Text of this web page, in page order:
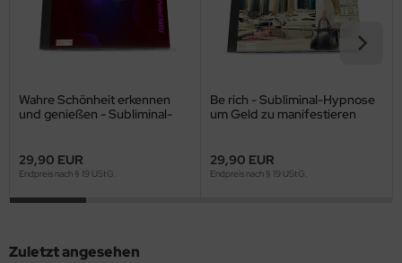
Wahre Schönheit erkennen
und genießen - Subliminal-
29,90 EUR
Endpreis nach § 19 UStG.
Be rich - Subliminal-Hypnose
um Geld zu manifestieren
29,90 EUR
Endpreis nach § 19 UStG.
Zuletzt angesehen